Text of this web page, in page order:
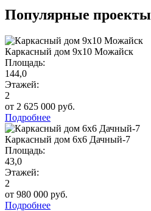
Популярные проекты
Каркасный дом 9х10 Можайск
Площадь:
144,0
Этажей:
2
от 2 625 000 руб.
Подробнее
Каркасный дом 6х6 Дачный-7
Площадь:
43,0
Этажей:
2
от 980 000 руб.
Подробнее